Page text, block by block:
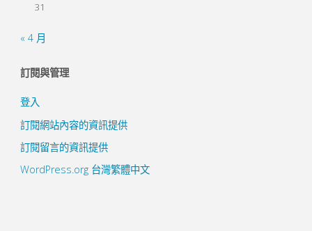
31
« 4 月
訂閱與管理
登入
訂閱網站內容的資訊提供
訂閱留言的資訊提供
WordPress.org 台灣繁體中文